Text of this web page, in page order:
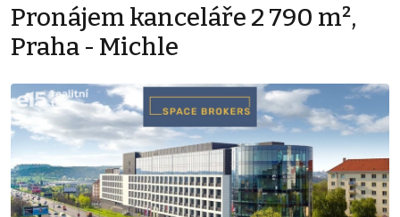
Pronájem kanceláře 2 790 m²,
Praha - Michle